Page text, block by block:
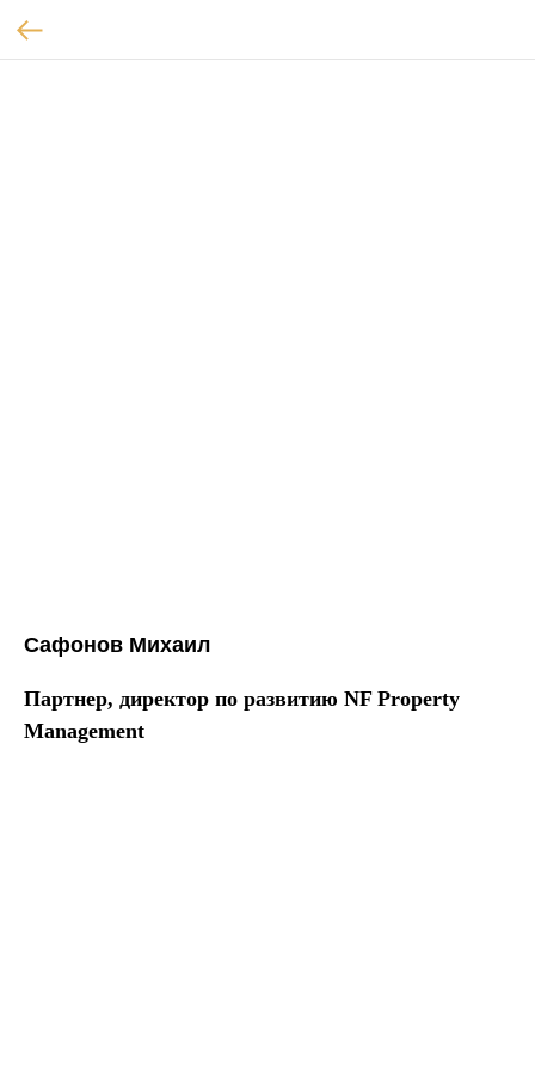
Сафонов Михаил
Партнер, директор по развитию NF Property
Management